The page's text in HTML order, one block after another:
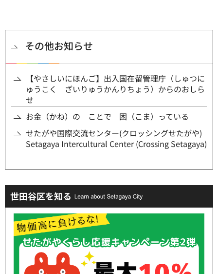
その他お知らせ
【やさしいにほんご】出入国在留管理庁（しゅつに
ゅうこく ざいりゅうかんりちょう）からのおしら
せ
お金（かね）の ことで 困（こま）っている
せたがや国際交流センター(クロッシングせたがや)
Setagaya Intercultural Center (Crossing Setagaya)
世田谷区を知る